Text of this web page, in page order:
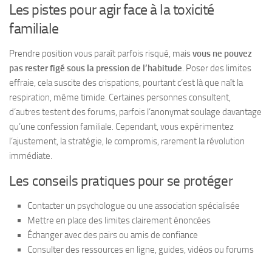
Les pistes pour agir face à la toxicité
familiale
Prendre position vous paraît parfois risqué, maisvous ne pouvez
pas rester figé sous la pression de l’habitude. Poser des limites
effraie, cela suscite des crispations, pourtant c’est là que naît la
respiration, même timide. Certaines personnes consultent,
d’autres testent des forums, parfois l’anonymat soulage davantage
qu’une confession familiale. Cependant, vous expérimentez
l’ajustement, la stratégie, le compromis, rarement la révolution
immédiate.
Les conseils pratiques pour se protéger
Contacter un psychologue ou une association spécialisée
Mettre en place des limites clairement énoncées
Échanger avec des pairs ou amis de confiance
Consulter des ressources en ligne, guides, vidéos ou forums